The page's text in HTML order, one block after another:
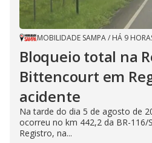
MOBILIDADE SAMPA/ HÁ 9
Bloqueio total na
Bittencourt em
acidente
Na tarde do dia 5 de agosto de
ocorreu no km 442,2 da BR-116/
Registro, na...